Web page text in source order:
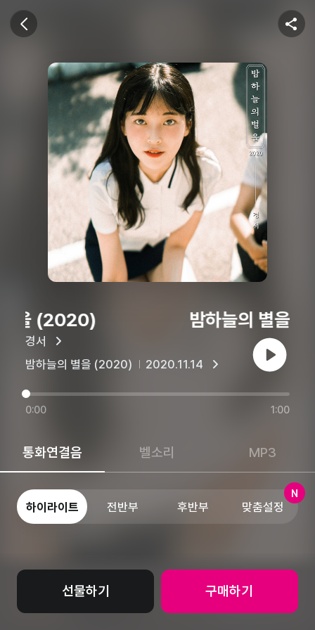
U+뮤직벨링
이전 화면
공유
을 (2020) 밤하늘의 별을
경서
밤하늘의 별을 (2020)
2020.11.14 재생
0:00 1:00
통화연결음 벨소리 MP3
하이라이트 전반부 후반부 맞춤설정
N
선물하기 구매하기